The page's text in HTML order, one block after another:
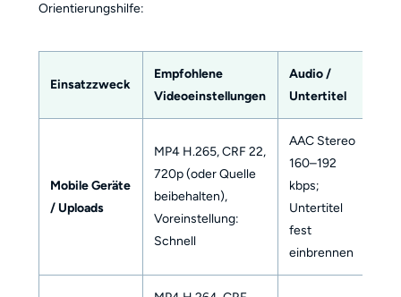
Orientierungshilfe:
Einsatzzweck
Empfohlene
Videoeinstellungen
Audio /
Untertitel
Mobile Geräte
/ Uploads
MP4 H.265, CRF 22,
720p (oder Quelle
beibehalten),
Voreinstellung:
Schnell
AAC Stereo
160–192
kbps;
Untertitel
fest
einbrennen